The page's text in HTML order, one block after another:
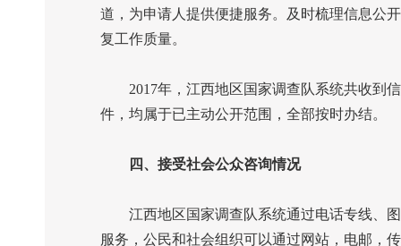
道，为申请人提供便捷服务。及时梳理信息公
复工作质量。
2017年，江西地区国家调查队系统共收到
件，均属于已主动公开范围，全部按时办结。
四、接受社会公众咨询情况
江西地区国家调查队系统通过电话专线、图
服务，公民和社会组织可以通过网站，电邮，